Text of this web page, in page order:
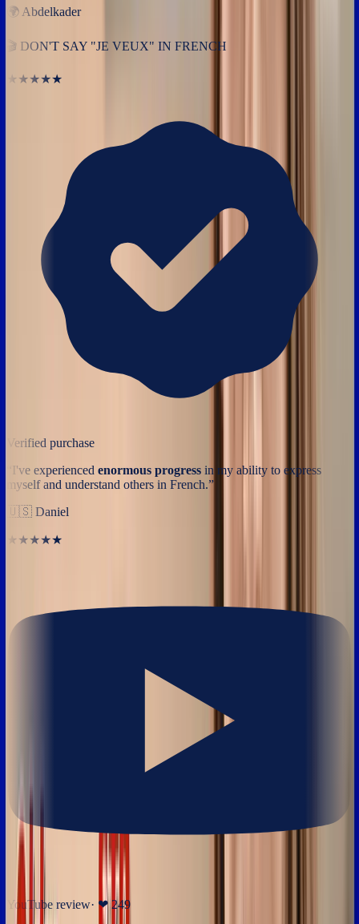
🌍 Abdelkader
🎬 DON'T SAY "JE VEUX" IN FRENCH
★★★★★
Verified purchase
I've experienced enormous progress in my ability to express
myself and understand others in French.”
🇺🇸 Daniel
★★★★★
YouTube review· ❤249